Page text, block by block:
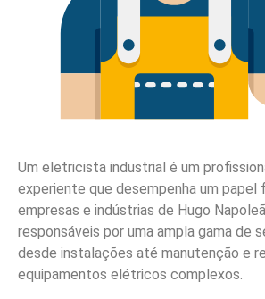
Um eletricista industrial é um
experiente que desempenha um papel
empresas e indústrias de Hugo
responsáveis por uma ampla gama de
desde instalações até manutenção e
equipamentos elétricos complexos.